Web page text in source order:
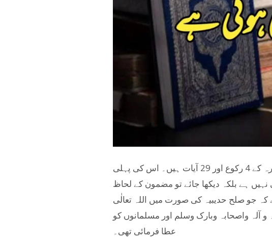
سورہ الفتح قرآن مجید کی 48ویں سورت ہے، یہ سورہ 26 ویں پارے میں ہے، اس سورہ کے 4 رکوع اور 29 آیات ہیں۔ اس کی پہلی
ہے بلکہ دیکھا جائے تو مضمون کے لحاظ
جو صلح حدیبیہ کی صورت میں اللہ تعالٰی
آلہ واصحابہ وبارک وسلم اور مسلمانوں کو
عطا فرمائی تھی۔